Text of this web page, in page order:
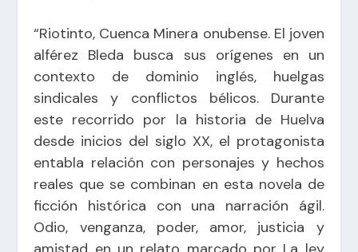
“Riotinto, Cuenca Minera onubense. El joven
alférez Bleda busca sus orígenes en un
contexto de dominio inglés, huelgas
sindicales y conflictos bélicos. Durante
este recorrido por la historia de Huelva
desde inicios del siglo XX, el protagonista
entabla relación con personajes y hechos
reales que se combinan en esta novela de
ficción histórica con una narración ágil.
Odio, venganza, poder, amor, justicia y